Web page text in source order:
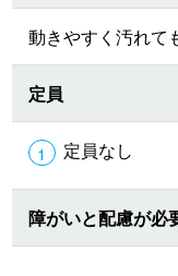
動きやすく汚れて
定員
定員なし
障がいと配慮が必